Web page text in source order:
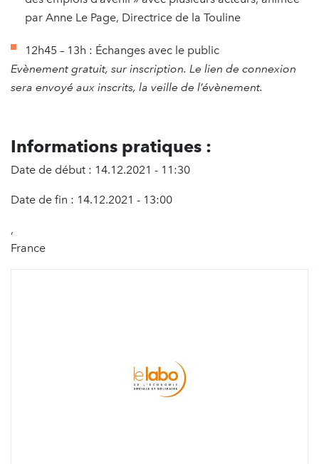
par Anne Le Page, Directrice de la Touline
12h45 – 13h : Échanges avec le public
Evènement gratuit, sur inscription. Le lien de connexion
sera envoyé aux inscrits, la veille de l’évènement.
Informations pratiques :
Date de début : 14.12.2021 - 11:30
Date de fin : 14.12.2021 - 13:00
,
France